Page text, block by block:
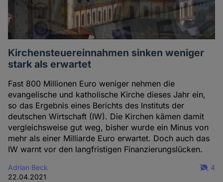
Kirchensteuereinnahmen sinken weniger
stark als erwartet
Fast 800 Millionen Euro weniger nehmen die
evangelische und katholische Kirche dieses Jahr ein,
so das Ergebnis eines Berichts des Instituts der
deutschen Wirtschaft (IW). Die Kirchen kämen damit
vergleichsweise gut weg, bisher wurde ein Minus von
mehr als einer Milliarde Euro erwartet. Doch auch das
IW warnt vor den langfristigen Finanzierungslücken.
Adrian Beck
22.04.2021
4